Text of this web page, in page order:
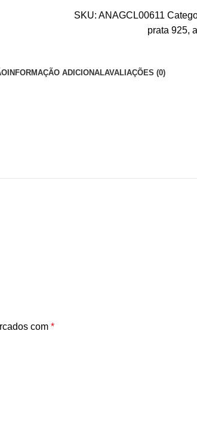
SKU: ANAGCL00611
prata 925,
INFORMAÇÃO ADICIONALAVALIAÇÕES (0)
com *